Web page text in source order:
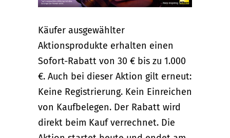
Käufer ausgewählter
Aktionsprodukte erhalten einen
Sofort-Rabatt von 30 € bis zu 1.000
€. Auch bei dieser Aktion gilt erneut:
Keine Registrierung. Kein Einreichen
von Kaufbelegen. Der Rabatt wird
direkt beim Kauf verrechnet. Die